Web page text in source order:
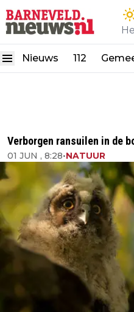
Nieuws 112
Verborgen ransuilen in de
01 JUN , 8:28•NATUUR